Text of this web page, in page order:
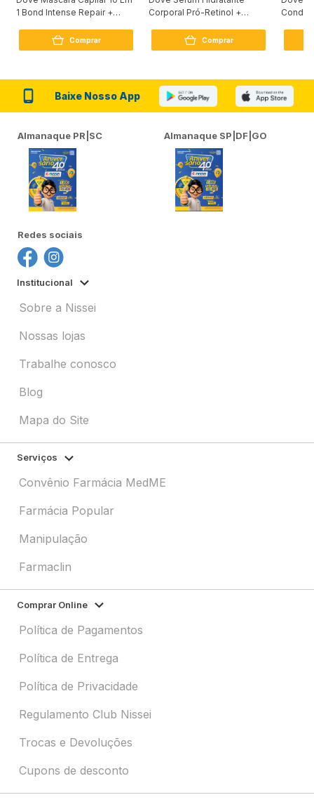
1 Bond Intense Repair +
Comprar
Corporal Pró-Retinol +
Comprar
Baixe Nosso App
Almanaque PR|SC Almanaque SP|DF|GO
Redes sociais
Institucional
Sobre a Nissei
Nossas lojas
Trabalhe conosco
Blog
Mapa do Site
Serviços
Convênio Farmácia MedME
Farmácia Popular
Manipulação
Farmaclin
Comprar Online
Política de Pagamentos
Política de Entrega
Política de Privacidade
Regulamento Club Nissei
Trocas e Devoluções
Cupons de desconto